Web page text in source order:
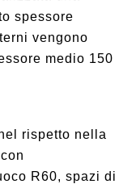
spessore
vengono
medio 150
rispetto nella
R60, spazi di